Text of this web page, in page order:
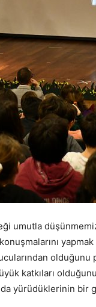
umutla
katkıları
yürüdüklerinin bir